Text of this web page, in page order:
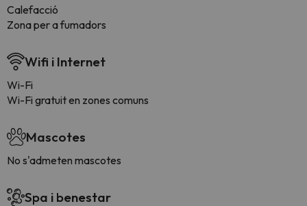
Calefacció
Zona per a fumadors
Wifi i Internet
Wi-Fi
Wi-Fi gratuit en zones comuns
Mascotes
No s'admeten mascotes
Spa i benestar